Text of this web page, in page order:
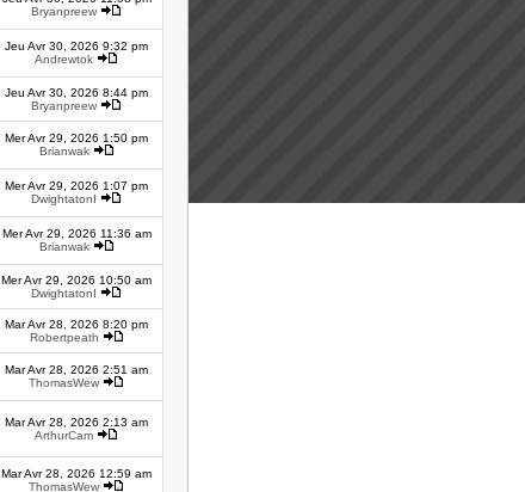
Bryanpreew
Jeu Avr 30, 2026 9:32 pm
Andrewtok
Jeu Avr 30, 2026 8:44 pm
Bryanpreew
Mer Avr 29, 2026 1:50 pm
Brianwak
Mer Avr 29, 2026 1:07 pm
DwightatonI
Mer Avr 29, 2026 11:36 am
Brianwak
Mer Avr 29, 2026 10:50 am
DwightatonI
Mar Avr 28, 2026 8:20 pm
Robertpeath
Mar Avr 28, 2026 2:51 am
ThomasWew
Mar Avr 28, 2026 2:13 am
ArthurCam
Mar Avr 28, 2026 12:59 am
ThomasWew